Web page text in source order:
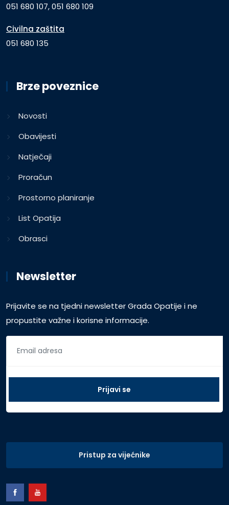
051 680 107, 051 680 109
Civilna zaštita
051 680 135
Brze poveznice
Novosti
Obavijesti
Natječaji
Proračun
Prostorno planiranje
List Opatija
Obrasci
Newsletter
Prijavite se na tjedni newsletter Grada Opatije i ne
propustite važne i korisne informacije.
Pristup za vijećnike